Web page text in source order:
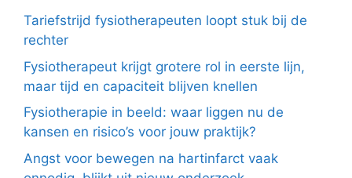
Tariefstrijd fysiotherapeuten loopt stuk bij de
rechter
Fysiotherapeut krijgt grotere rol in eerste lijn,
maar tijd en capaciteit blijven knellen
Fysiotherapie in beeld: waar liggen nu de
kansen en risico’s voor jouw praktijk?
Angst voor bewegen na hartinfarct vaak